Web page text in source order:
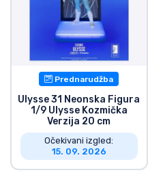
Prednarudžba
Ulysse 31 Neonska Figura
1/9 Ulysse Kozmička
Verzija 20 cm
Očekivani izgled:
15. 09. 2026